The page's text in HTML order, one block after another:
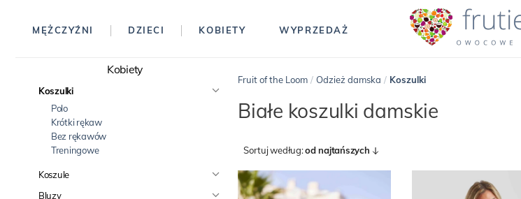
MĘŻCZYŹNI DZIECI KOBIETY WYPRZEDAŻ
Kobiety
Koszulki
Polo
Krótki rękaw
Bez rękawów
Treningowe
Koszule
Bluzy
Fruit of the Loom / Odzież damska / Koszulki
Białe koszulki damskie
Sortuj według:od najtańszych